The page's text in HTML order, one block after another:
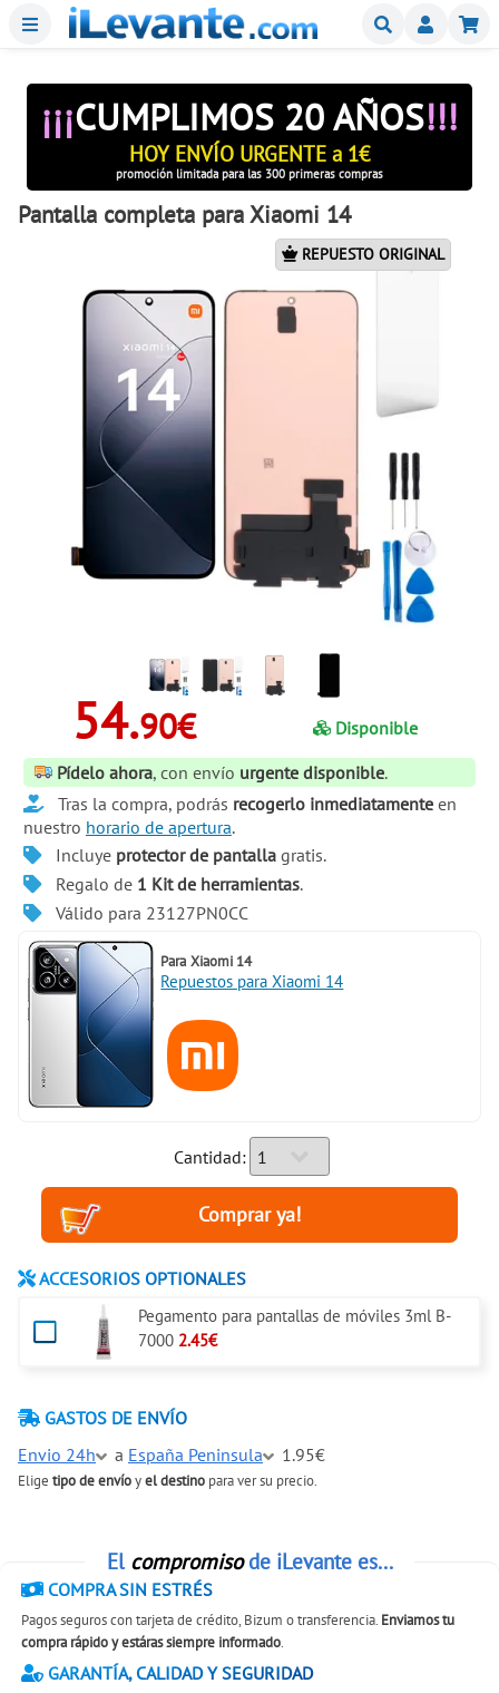
Menu Buscar
¡¡¡CUMPLIMOS 20 AÑOS!!!
HOY ENVÍO URGENTE a 1€
promoción limitada para las 300 primeras compras
Pantalla completa para Xiaomi 14
REPUESTO ORIGINAL
54.90€
Disponible
Pídelo ahora, con envío urgente disponible.
Tras la compra, podrás recogerlo inmediatamenteen
nuestro horario de apertura.
Incluye protector de pantallagratis.
Regalo de 1 Kit de herramientas.
Válido para 23127PN0CC
Para Xiaomi 14
Repuestos para Xiaomi 14
Cantidad:
ACCESORIOS OPTIONALES
Pegamento para pantallas de móviles 3ml B-
7000 2.45€
GASTOS DE ENVÍO
Envio 24h
a España Peninsula 1.95€
Elige tipo de envíoyel destino para ver su precio.
El compromisode iLevante es...
COMPRA SIN ESTRÉS
Pagos seguros con tarjeta de crédito, Bizum o transferencia. Enviamos tu
compra rápido y estáras siempre informado.
GARANTÍA, CALIDAD Y SEGURIDAD